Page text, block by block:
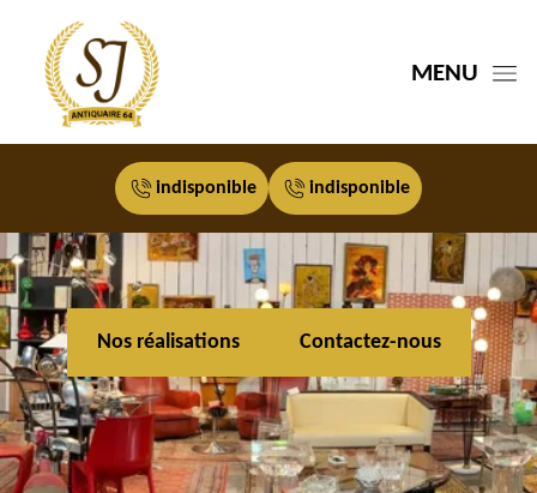
MENU
indisponible indisponible
Nos réalisations Contactez-nous